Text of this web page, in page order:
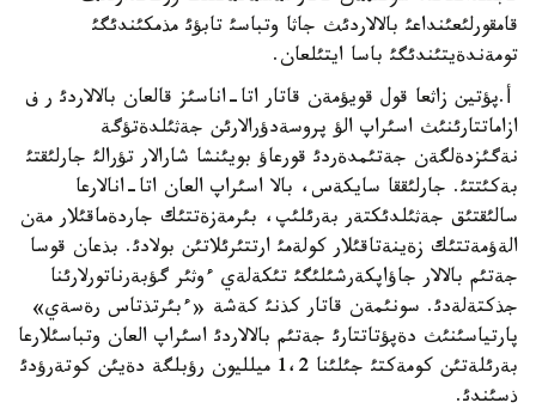
قامقورلئعئنداعئ بالالاردئث جاثا وتباسئ تابؤئ مذمكئندئگئ
تومةندةيتئندئگئ باسا ايتئلعان.
أ.پؤتين زاثعا قول قويؤمةن قاتار اتا-اناسئز قالعان بالالاردئ ر ف
ازاماتتارئنئث اسئراپ الؤ پروسةدؤرالارئن جةثئلدةتؤگة
نةگئزدةلگةن جةتئمدةردئ قورعاؤ بويئنشا شارالار تؤرالئ جارلئقتئ
بةكئتتئ. جارلئققا سايكةس، بالا اسئراپ العان اتا-انالارعا
سالئقتئق جةثئلدئكتةر بةرئلئپ، بئرمةزةتتئك جاردةماقئلار مةن
الةؤمةتتئك زةينةتاقئلار كولةمئ ارتتئرئلاتئن بولادئ. بذعان قوسا
جةتئم بالالار جاؤاپكةرشئلئگئ تئكةلةي ءوثئر گؤبةرناتورلارئنا
جذكتةلةدئ. سونئمةن قاتار كذنئ كةشة «ءبئرتذتاس رةسةي»
پارتياسئنئث دةپؤتاتتارئ جةتئم بالالاردئ اسئراپ العان وتباسئلارعا
بةرئلةتئن كومةكتئ جئلئنا 1،2 ميلليون رؤبلگة دةيئن كوتةرؤدئ
ذسئندئ.